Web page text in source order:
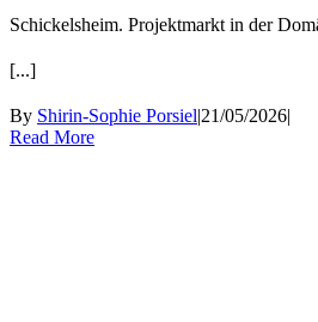
Schickelsheim. Projektmarkt in der
[...]
By Shirin-Sophie Porsiel|21/05/2026|
Read More